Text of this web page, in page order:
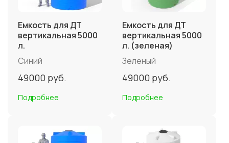
Емкость для ДТ
вертикальная 5000
л.
Синий
49000 руб.
Подробнее
Емкость для ДТ
вертикальная 5000
л. (зеленая)
Зеленый
49000 руб.
Подробнее